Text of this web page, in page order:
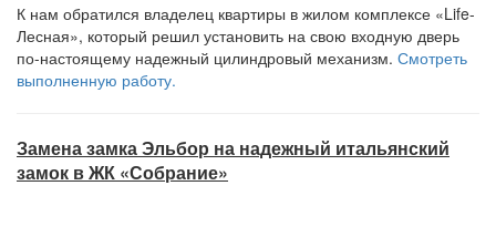
К нам обратился владелец квартиры в жилом комплексе «Life-
Лесная», который решил установить на свою входную дверь
по-настоящему надежный цилиндровый механизм. Смотреть
выполненную работу.
Замена замка Эльбор на надежный итальянский
замок в ЖК «Собрание»